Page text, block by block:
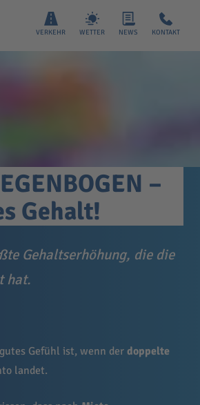
VERKEHR WETTER NEWS KONTAKT
–
Gehalt!
Gehaltserhöhung, die die
hat.
Gefühl ist, wenn der doppelte
landet.